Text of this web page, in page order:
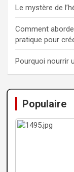
Le mystère de
Comment
pratique pour
Pourquoi nourrir
Populaire